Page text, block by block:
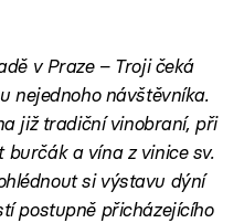
v Praze – Troji čeká
nejednoho návštěvníka.
již tradiční vinobraní, při
a vína z vinice sv.
si výstavu dýní
postupně přicházejícího